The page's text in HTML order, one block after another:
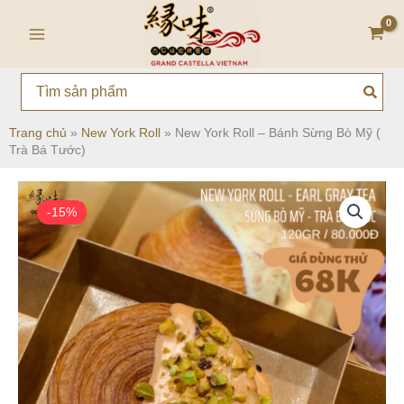
dung
for:
Trang chủ » New York Roll » New York Roll – Bánh Sừng Bò Mỹ (
Trà Bá Tước)
-15%